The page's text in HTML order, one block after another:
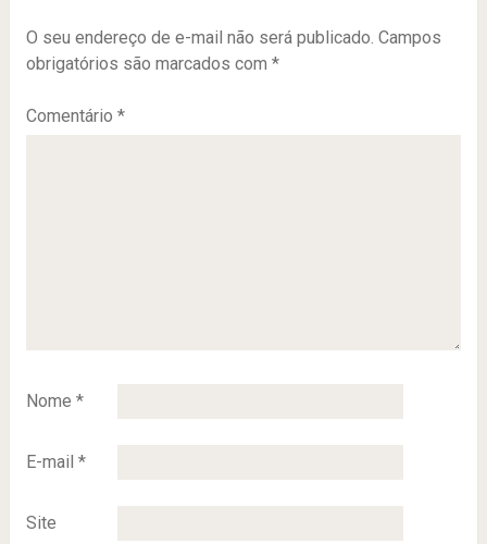
O seu endereço de e-mail não será publicado. Campos
obrigatórios são marcados com *
Comentário *
Nome *
E-mail *
Site